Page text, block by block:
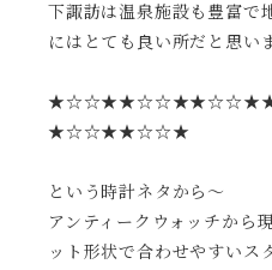
下諏訪は温泉施設も豊富で
にはとても良い所だと思い
★☆☆★★☆☆★
という時計ネタから〜
アンティークウォッチから
ット形状で合わせやすいス